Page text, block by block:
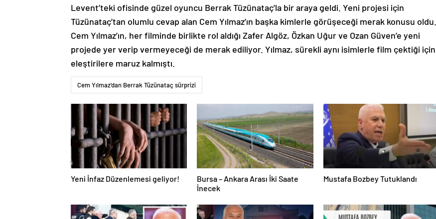
Levent’teki ofisinde güzel oyuncu Berrak Tüzünataç’la bir araya geldi. Yeni projesi için
Tüzünataç’tan olumlu cevap alan Cem Yılmaz’ın başka kimlerle görüşeceği merak konusu oldu.
Cem Yılmaz’ın, her filminde birlikte rol aldığı Zafer Algöz, Özkan Uğur ve Ozan Güven’e yeni
projede yer verip vermeyeceği de merak ediliyor. Yılmaz, sürekli aynı isimlerle film çektiği için
eleştirilere maruz kalmıştı.
Cem Yılmaz'dan Berrak Tüzünataç sürprizi
Yeni İnfaz Düzenlemesi geliyor!
Bursa – Ankara Arası İki Saate
İnecek
Mustafa Bozbey Tutuklandı